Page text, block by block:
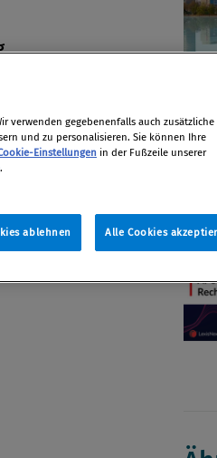
verwenden gegebenenfalls auch zusätzliche
und zu personalisieren. Sie können Ihre
Einstellungen in der Fußzeile unserer
.
ablehnen Alle Cookies